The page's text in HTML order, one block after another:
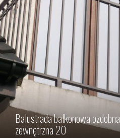
Balustrada balkonowa ozdobna
zewnętrzna 20